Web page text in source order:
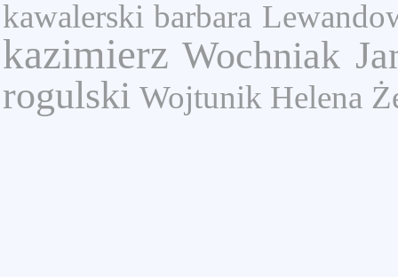
kawalerski barbara
kazimierz Wochniak
rogulski Wojtunik Helena